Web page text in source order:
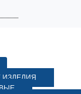
ИЗДЕЛИЯ